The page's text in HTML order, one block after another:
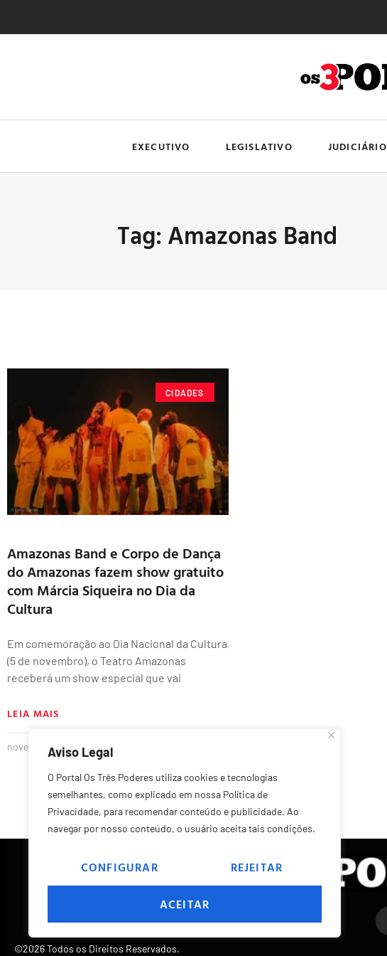
Aviso Legal
O Portal Os Três Poderes utiliza cookies e tecnologias
semelhantes, como explicado em nossa Política de
Privacidade, para recomendar conteúdo e publicidade. Ao
navegar por nosso conteúdo, o usuário aceita tais condições.
CONFIGURAR REJEITAR
ACEITAR
EXECUTIVO LEGISLATIVO JUDICIÁRIO
Tag: Amazonas Band
CIDADES
Amazonas Band e Corpo de Dança
do Amazonas fazem show gratuito
com Márcia Siqueira no Dia da
Cultura
Em comemoração ao Dia Nacional da Cultura
(5 de novembro), o Teatro Amazonas
receberá um show especial que vai
LEIA MAIS
novembro 5, 2022 Nenhum comentário
©2026 Todos os Direitos Reservados.